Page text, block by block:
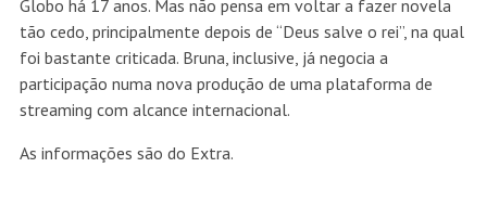
Globo há 17 anos. Mas não pensa em voltar a fazer novela
tão cedo, principalmente depois de “Deus salve o rei”, na qual
foi bastante criticada. Bruna, inclusive, já negocia a
participação numa nova produção de uma plataforma de
streaming com alcance internacional.
As informações são do Extra.